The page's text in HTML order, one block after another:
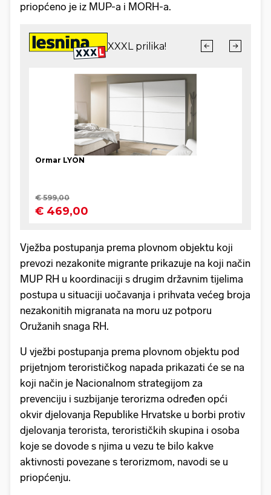
priopćeno je iz MUP-a i MORH-a.
Vježba postupanja prema plovnom objektu koji
prevozi nezakonite migrante prikazuje na koji način
MUP RH u koordinaciji s drugim državnim tijelima
postupa u situaciji uočavanja i prihvata većeg broja
nezakonitih migranata na moru uz potporu
Oružanih snaga RH.
U vježbi postupanja prema plovnom objektu pod
prijetnjom terorističkog napada prikazati će se na
koji način je Nacionalnom strategijom za
prevenciju i suzbijanje terorizma određen opći
okvir djelovanja Republike Hrvatske u borbi protiv
djelovanja terorista, terorističkih skupina i osoba
koje se dovode s njima u vezu te bilo kakve
aktivnosti povezane s terorizmom, navodi se u
priopćenju.